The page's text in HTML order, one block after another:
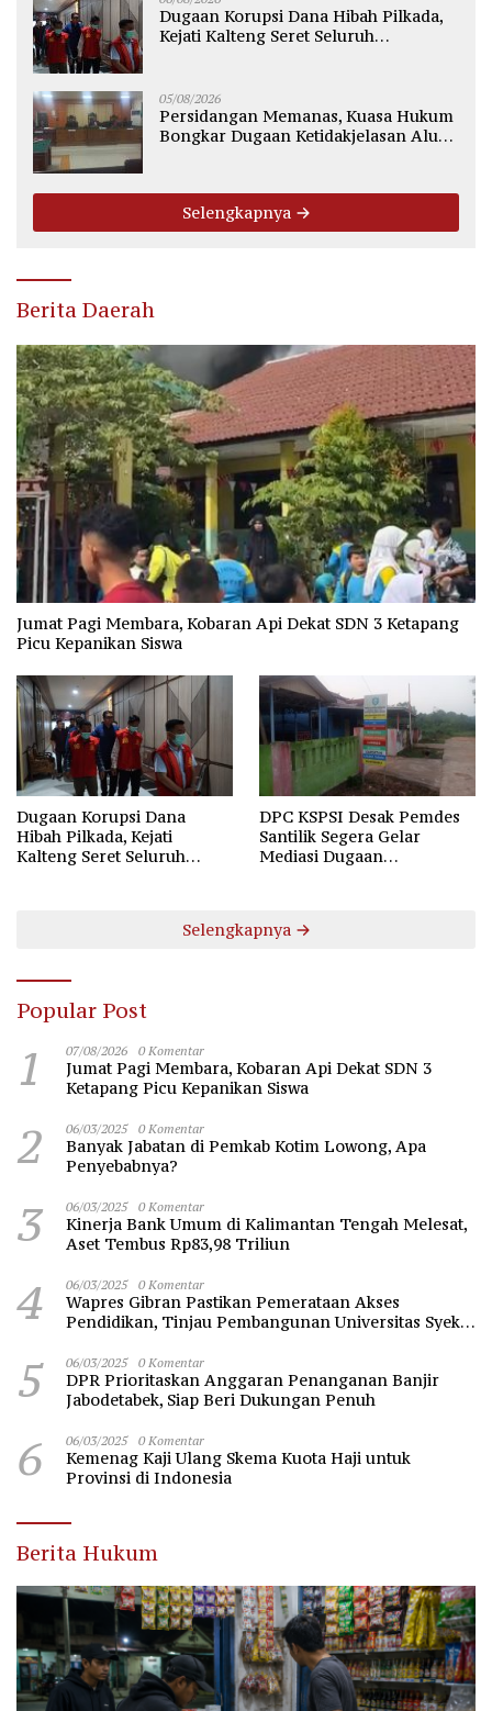
Dugaan Korupsi Dana Hibah Pilkada,
Kejati Kalteng Seret Seluruh
05/08/2026
Persidangan Memanas, Kuasa Hukum
Bongkar Dugaan Ketidakjelasan Alur
Selengkapnya
Berita Daerah
Jumat Pagi Membara, Kobaran Api Dekat SDN 3 Ketapang
Picu Kepanikan Siswa
Dugaan Korupsi Dana
Hibah Pilkada, Kejati
Kalteng Seret Seluruh
DPC KSPSI Desak Pemdes
Santilik Segera Gelar
Mediasi Dugaan
Selengkapnya
Popular Post
1 07/08/2026 0 Komentar
Jumat Pagi Membara, Kobaran Api Dekat SDN 3
Ketapang Picu Kepanikan Siswa
2 06/03/2025 0 Komentar
Banyak Jabatan di Pemkab Kotim Lowong, Apa
Penyebabnya?
3 06/03/2025 0 Komentar
Kinerja Bank Umum di Kalimantan Tengah Melesat,
Aset Tembus Rp83,98 Triliun
4 06/03/2025 0 Komentar
Wapres Gibran Pastikan Pemerataan Akses
Pendidikan, Tinjau Pembangunan Universitas Syekh
5 06/03/2025 0 Komentar
DPR Prioritaskan Anggaran Penanganan Banjir
Jabodetabek, Siap Beri Dukungan Penuh
6 06/03/2025 0 Komentar
Kemenag Kaji Ulang Skema Kuota Haji untuk
Provinsi di Indonesia
Berita Hukum